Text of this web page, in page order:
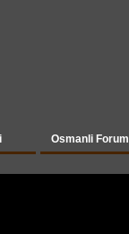
Osmanli Forum